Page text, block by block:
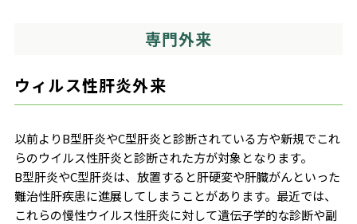
専門外来
ウィルス性肝炎外来
以前よりB型肝炎やC型肝炎と診断されている方や新規でこれ
らのウイルス性肝炎と診断された方が対象となります。
B型肝炎やC型肝炎は、放置すると肝硬変や肝臓がんといった
難治性肝疾患に進展してしまうことがあります。最近では、
これらの慢性ウイルス性肝炎に対して遺伝子学的な診断や副